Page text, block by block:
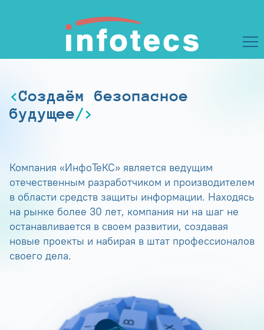
Создаём безопасное
будущее
Компания «ИнфоТеКС» является ведущим
отечественным разработчиком и производителем
в области средств защиты информации. Находясь
на рынке более 30 лет, компания ни на шаг не
останавливается в своем развитии, создавая
новые проекты и набирая в штат профессионалов
своего дела.